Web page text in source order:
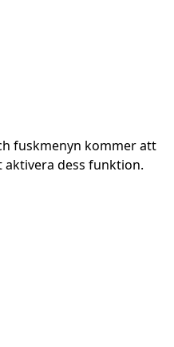
fuskmenyn kommer att
aktivera dess funktion.